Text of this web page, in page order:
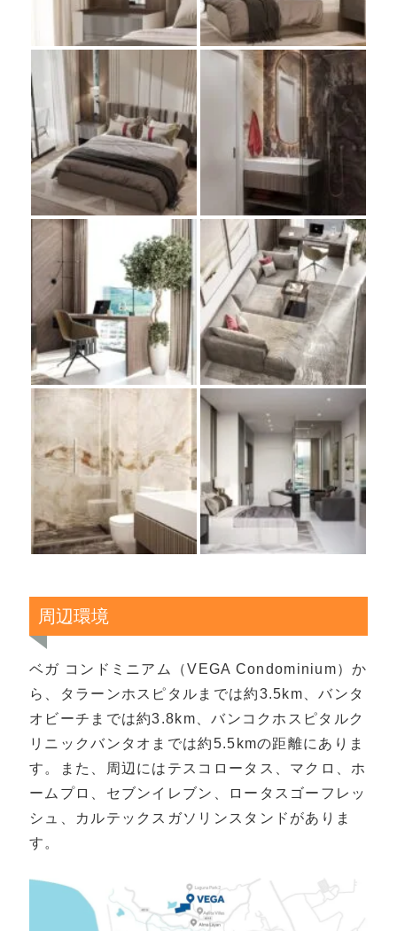
周辺環境
ベガ コンドミニアム（VEGA Condominium）か
ら、タラーンホスピタルまでは約3.5km、バンタ
オビーチまでは約3.8km、バンコクホスピタルク
リニックバンタオまでは約5.5kmの距離にありま
す。また、周辺にはテスコロータス、マクロ、ホ
ームプロ、セブンイレブン、ロータスゴーフレッ
シュ、カルテックスガソリンスタンドがありま
す。